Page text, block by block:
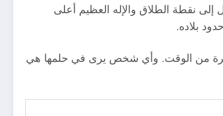
نقطة الطلاق والإله العظيم أعلى
بلاده.
من الوقت. وأي شخص يرى في حلمها هي